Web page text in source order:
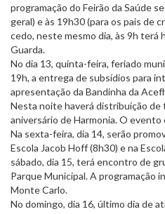
programação do Feirão da Saúde
geral) e às 19h30 (para os pais de
cedo, neste mesmo dia, às 9h terá
Guarda.
No dia 13, quinta-feira, feriado
19h, a entrega de subsídios para
apresentação da Bandinha da
Nesta noite haverá distribuição de
aniversário de Harmonia. O
Na sexta-feira, dia 14, serão
Escola Jacob Hoff (8h30) e na
sábado, dia 15, terá encontro de
Parque Municipal. A programação
Monte Carlo.
No domingo, dia 16, último dia de